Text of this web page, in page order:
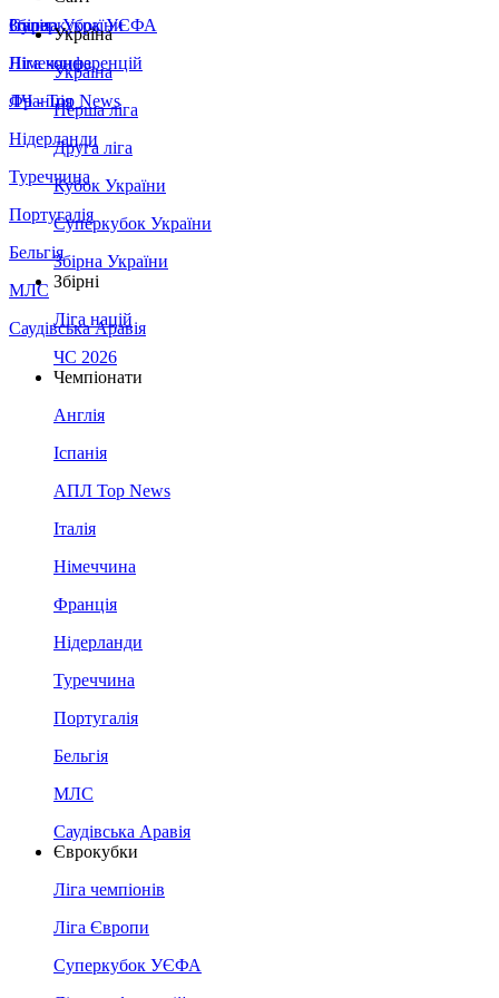
Збірна України
Італія
Німеччина
Франція
Нідерланди
Туреччина
Португалія
Бельгія
МЛС
Саудівська Аравія
Суперкубок УЄФА
Ліга конференцій
ЛЧ - Top News
Україна
Україна
Перша ліга
Друга ліга
Кубок України
Суперкубок України
Збірна України
Збірні
Ліга націй
ЧС 2026
Чемпіонати
Англія
Іспанія
АПЛ Top News
Італія
Німеччина
Франція
Нідерланди
Туреччина
Португалія
Бельгія
МЛС
Саудівська Аравія
Єврокубки
Ліга чемпіонів
Ліга Європи
Суперкубок УЄФА